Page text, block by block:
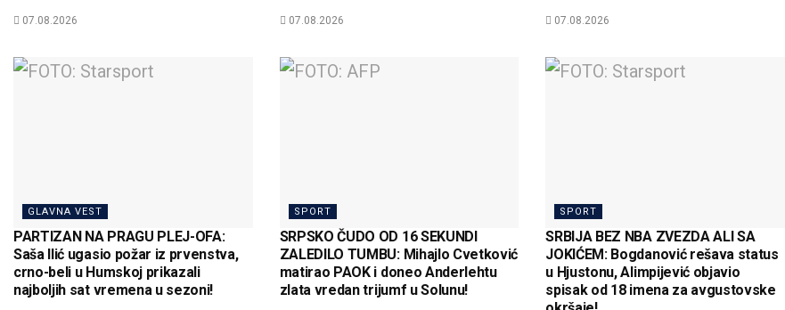
07.08.2026 07.08.2026 07.08.2026
GLAVNA VEST
PARTIZAN NA PRAGU PLEJ-OFA:
Saša Ilić ugasio požar iz prvenstva,
crno-beli u Humskoj prikazali
najboljih sat vremena u sezoni!
SPORT
SRPSKO ČUDO OD 16 SEKUNDI
ZALEDILO TUMBU: Mihajlo Cvetković
matirao PAOK i doneo Anderlehtu
zlata vredan trijumf u Solunu!
SPORT
SRBIJA BEZ NBA ZVEZDA ALI SA
JOKIĆEM: Bogdanović rešava status
u Hjustonu, Alimpijević objavio
spisak od 18 imena za avgustovske